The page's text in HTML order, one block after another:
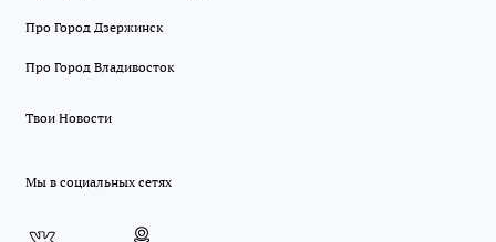
Про Город Дзержинск
Про Город Владивосток
Твои Новости
Мы в социальных сетях